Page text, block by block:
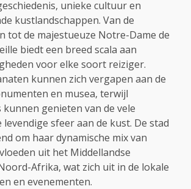
unieke cultuur en
kustlandschappen. Van de
tot de majestueuze Notre-Dame de
biedt een breed scala aan
voor elke soort reiziger.
kunnen zich vergapen aan de
en musea, terwijl
genieten van de vele
sfeer aan de kust. De stad
om haar dynamische mix van
uit het Middellandse
Afrika, wat zich uit in de lokale
en evenementen.